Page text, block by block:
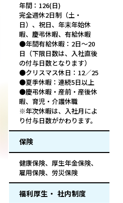
年間：126(日)
完全週休2日制（土・
日）、祝日、年末年始休
暇、慶弔休暇、有給休暇
●年間有給休暇：2日〜20
日（下限日数は、入社直後
の付与日数となります）
●クリスマス休日：12／25
●夏季休暇：連続5日以上
●慶弔休暇・産前・産後休
暇、育児・介護休職
※年次休暇は、入社月によ
り付与日数がかわります。
保険
健康保険、厚生年金保険、
雇用保険、労災保険
福利厚生・ 社内制度